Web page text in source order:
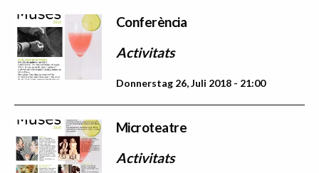
Conferència
Activitats
Donnerstag 26, Juli 2018 - 21:00
Microteatre
Activitats